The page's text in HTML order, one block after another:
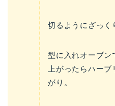
切るようにざっく
型に入れオーブン
上がったらハー
がり。